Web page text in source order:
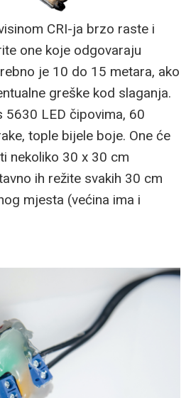
CRI-ja brzo raste i
one koje odgovaraju
je 10 do 15 metara, ako
greške kod slaganja.
5630 LED čipovima, 60
tople bijele boje. One će
nekoliko 30 x 30 cm
ih režite svakih 30 cm
mjesta (većina ima i